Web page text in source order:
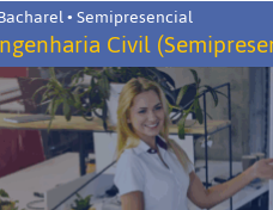
• Semipresencial
Civil